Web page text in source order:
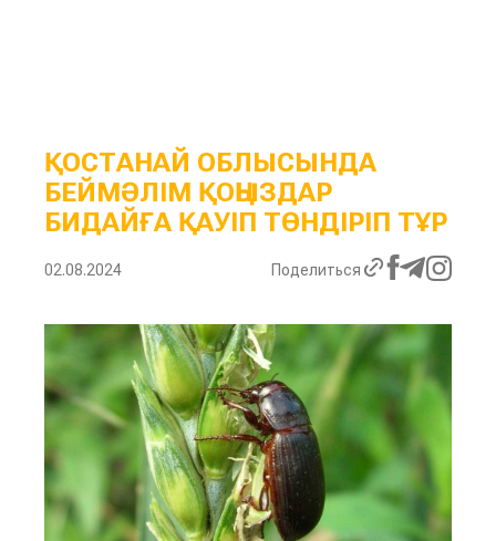
ҚОСТАНАЙ ОБЛЫСЫНДА
БЕЙМӘЛІМ ҚОҢЫЗДАР
БИДАЙҒА ҚАУІП ТӨНДІРІП ТҰР
02.08.2024 Поделиться